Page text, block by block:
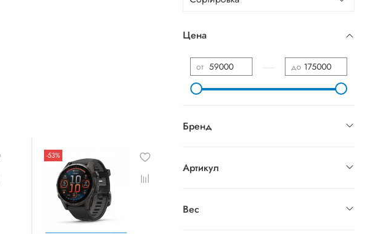
-53%
Цена
от до
Бренд
Артикул
Вес